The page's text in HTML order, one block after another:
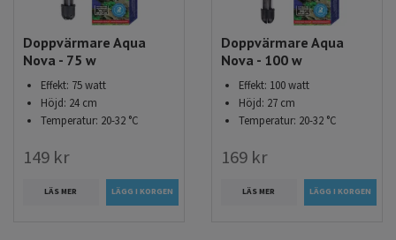
Köp din doppvärmare till akvarium hos
Akvarieimporten
Hos Akvarieimporten hittar du ett brett utbud av
doppvärmare och akvarievärmare i olika storlekar och
effekter. Vi erbjuder dessutom:
Snabb leverans på 1–3 dagar
Noga utvalt utbud av doppvärmare för akvarium
Doppvärmare Aqua
Nova - 75 w
Effekt: 75 watt
Höjd: 24 cm
Temperatur: 20-32 °C
149 kr
LÄS MER
Doppvärmare Aqua
Nova - 100 w
Effekt: 100 watt
Höjd: 27 cm
Temperatur: 20-32 °C
169 kr
LÄS MER